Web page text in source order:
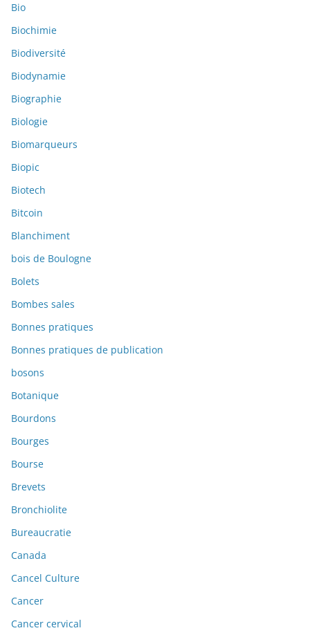
Bio
Biochimie
Biodiversité
Biodynamie
Biographie
Biologie
Biomarqueurs
Biopic
Biotech
Bitcoin
Blanchiment
bois de Boulogne
Bolets
Bombes sales
Bonnes pratiques
Bonnes pratiques de publication
bosons
Botanique
Bourdons
Bourges
Bourse
Brevets
Bronchiolite
Bureaucratie
Canada
Cancel Culture
Cancer
Cancer cervical